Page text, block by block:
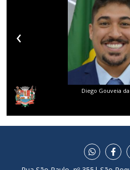
Diego Gouveia da
‹